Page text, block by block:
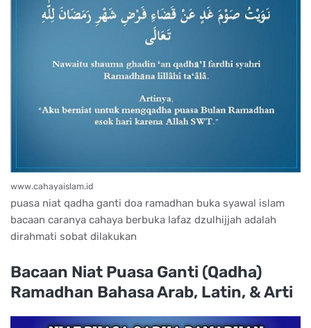
www.cahayaislam.id
puasa niat qadha ganti doa ramadhan buka syawal islam
bacaan caranya cahaya berbuka lafaz dzulhijjah adalah
dirahmati sobat dilakukan
Bacaan Niat Puasa Ganti (Qadha)
Ramadhan Bahasa Arab, Latin, & Arti